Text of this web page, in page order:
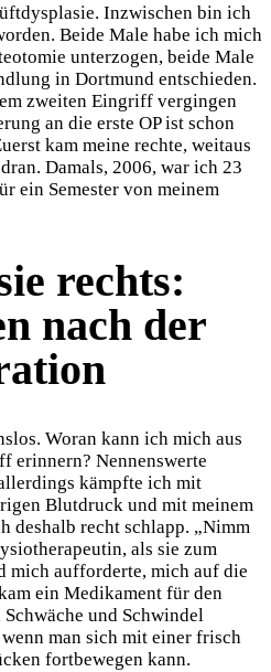
Inzwischen bin ich
Beide Male habe ich mich
unterzogen, beide Male
in Dortmund entschieden.
zweiten Eingriff vergingen
an die erste OP ist schon
kam meine rechte, weitaus
Damals, 2006, war ich 23
ein Semester von meinem
rechts:
nach der
Woran kann ich mich aus
erinnern? Nennenswerte
kämpfte ich mit
Blutdruck und mit meinem
deshalb recht schlapp. „Nimm
als sie zum
mich aufforderte, mich auf die
ein Medikament für den
und Schwindel
man sich mit einer frisch
fortbewegen kann.